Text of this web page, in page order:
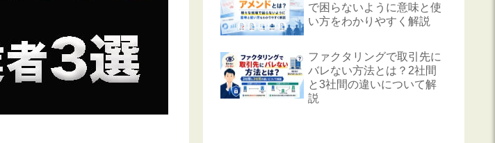
で困らないように意味と使
い方をわかりやすく解説
ファクタリングで取引先に
バレない方法とは？2社間
と3社間の違いについて解
説